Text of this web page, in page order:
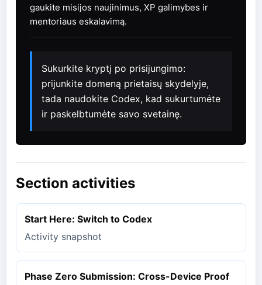
gaukite misijos naujinimus, XP galimybes ir
mentoriaus eskalavimą.
Sukurkite kryptį po prisijungimo:
prijunkite domeną prietaisų skydelyje,
tada naudokite Codex, kad sukurtumėte
ir paskelbtumėte savo svetainę.
Section activities
Start Here: Switch to Codex
Activity snapshot
Phase Zero Submission: Cross-Device Proof